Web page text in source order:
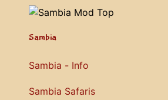
Sambia
Sambia - Info
Sambia Safaris